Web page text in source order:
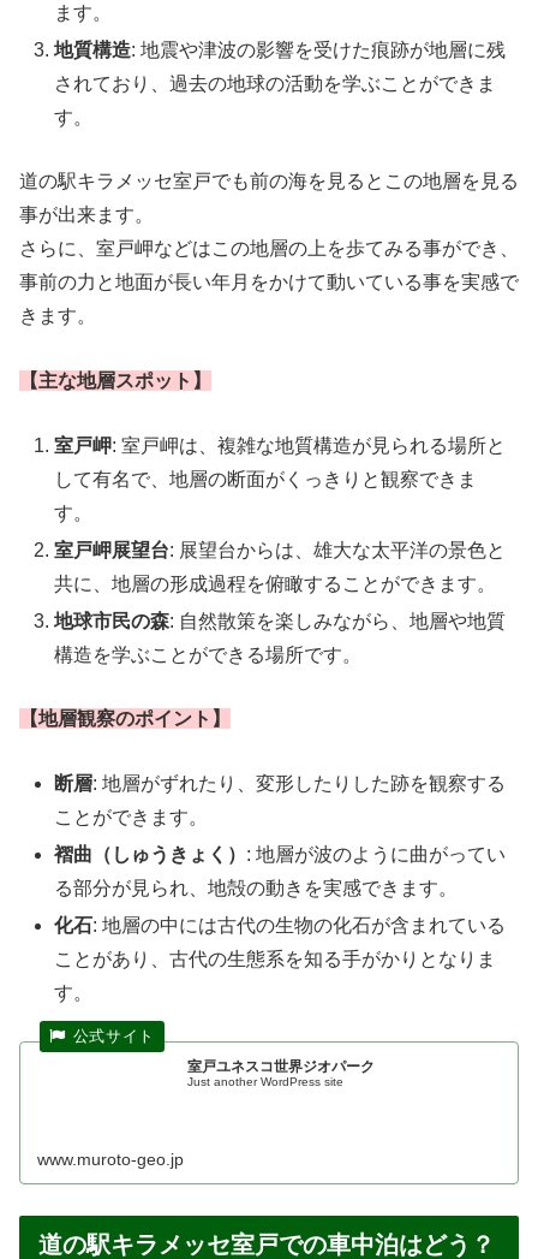
ます。
地質構造: 地震や津波の影響を受けた痕跡が地層に残
されており、過去の地球の活動を学ぶことができま
す。
道の駅キラメッセ室戸でも前の海を見るとこの地層を見る
事が出来ます。
さらに、室戸岬などはこの地層の上を歩てみる事ができ、
事前の力と地面が長い年月をかけて動いている事を実感で
きます。
【主な地層スポット】
室戸岬: 室戸岬は、複雑な地質構造が見られる場所と
して有名で、地層の断面がくっきりと観察できま
す。
室戸岬展望台: 展望台からは、雄大な太平洋の景色と
共に、地層の形成過程を俯瞰することができます。
地球市民の森: 自然散策を楽しみながら、地層や地質
構造を学ぶことができる場所です。
【地層観察のポイント】
断層: 地層がずれたり、変形したりした跡を観察する
ことができます。
褶曲（しゅうきょく） : 地層が波のように曲がってい
る部分が見られ、地殻の動きを実感できます。
化石: 地層の中には古代の生物の化石が含まれている
ことがあり、古代の生態系を知る手がかりとなりま
す。
室戸ユネスコ世界ジオパーク
Just another WordPress site
www.muroto-geo.jp
道の駅キラメッセ室戸での車中泊はどう？